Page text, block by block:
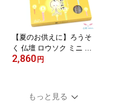
壇 手元供養 部屋香
【夏のお供えに】ろうそ
く 仏壇 ロウソク ミニ 煙
少ない 故人への感謝を込
灯 お線香＆ろうそくAセ
ット】老舗 丸叶むらた
2,860円
もっと見る